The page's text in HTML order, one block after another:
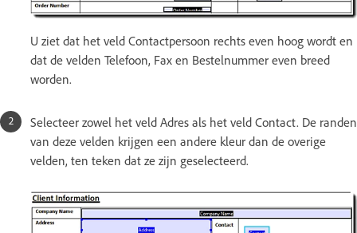
U ziet dat het veld Contactpersoon rechts even hoog wordt en
dat de velden Telefoon, Fax en Bestelnummer even breed
worden.
Selecteer zowel het veld Adres als het veld Contact. De randen
van deze velden krijgen een andere kleur dan de overige
velden, ten teken dat ze zijn geselecteerd.